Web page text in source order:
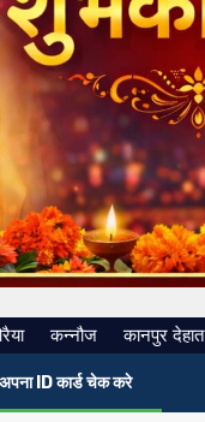
कन्नौज कानपुर देहात
अपना ID कार्ड चेक करे